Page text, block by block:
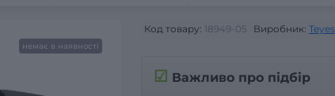
немає в наявності
Код товару: 18949-05 Виробник: Teyes
☑ Важливо про підбір